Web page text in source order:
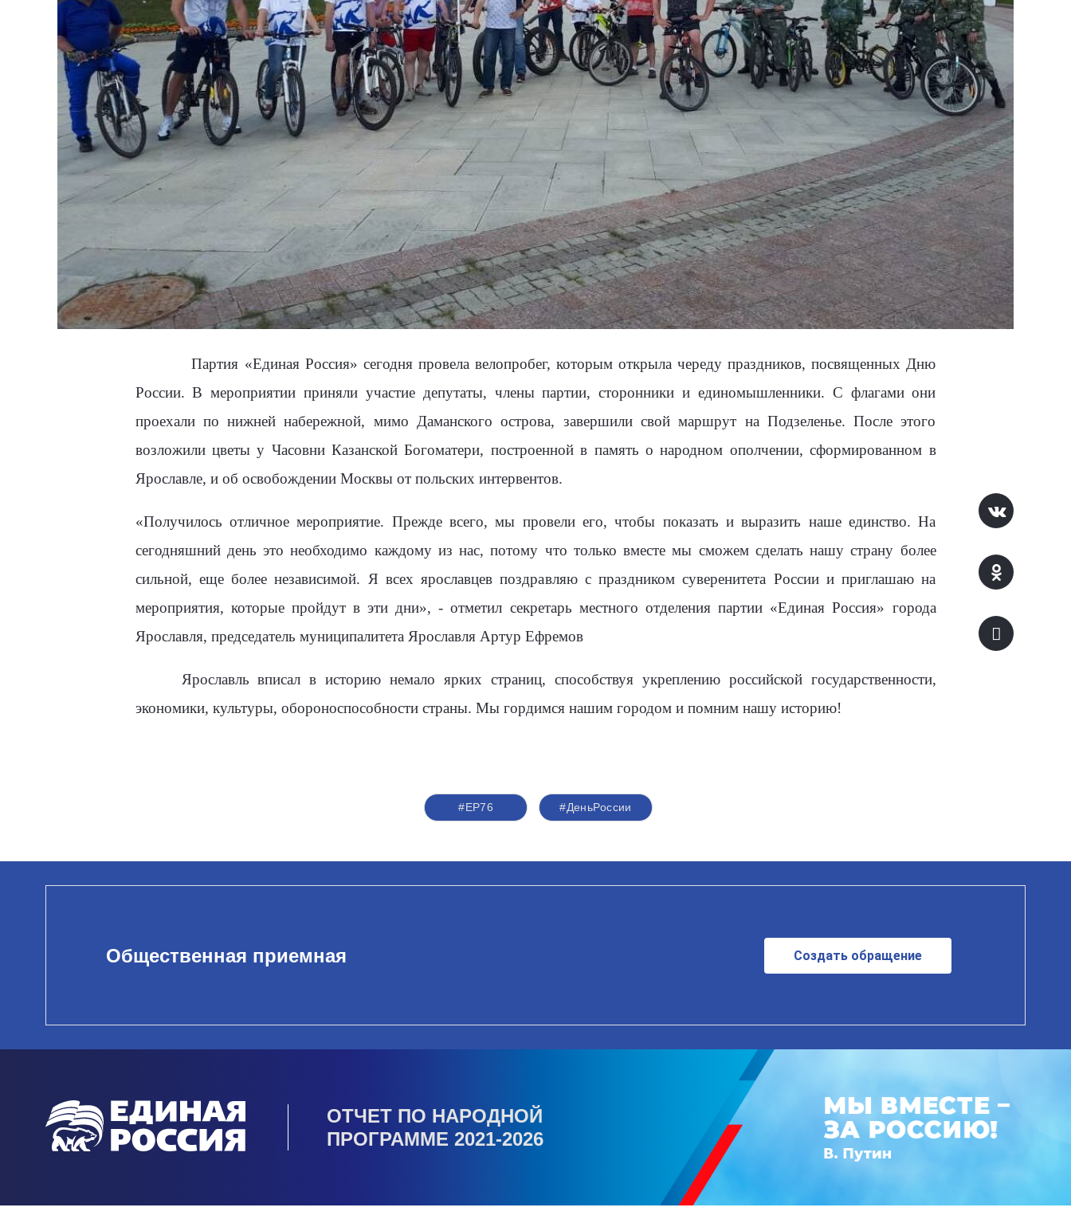
Партия «Единая Россия» сегодня провела велопробег, которым открыла череду праздников, посвященных Дню
России. В мероприятии приняли участие депутаты, члены партии, сторонники и единомышленники. С флагами они
проехали по нижней набережной, мимо Даманского острова, завершили свой маршрут на Подзеленье. После этого
возложили цветы у Часовни Казанской Богоматери, построенной в память о народном ополчении, сформированном в
Ярославле, и об освобождении Москвы от польских интервентов.
«Получилось отличное мероприятие. Прежде всего, мы провели его, чтобы показать и выразить наше единство. На
сегодняшний день это необходимо каждому из нас, потому что только вместе мы сможем сделать нашу страну более
сильной, еще более независимой. Я всех ярославцев поздравляю с праздником суверенитета России и приглашаю на
мероприятия, которые пройдут в эти дни», - отметил секретарь местного отделения партии «Единая Россия» города
Ярославля, председатель муниципалитета Ярославля Артур Ефремов
Ярославль вписал в историю немало ярких страниц, способствуя укреплению российской государственности,
экономики, культуры, обороноспособности страны. Мы гордимся нашим городом и помним нашу историю!
#ЕР76 #ДеньРоссии
Общественная приемная Создать обращение
ОТЧЕТ ПО НАРОДНОЙ
ПРОГРАММЕ 2021-2026